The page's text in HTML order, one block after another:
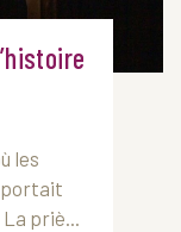
les
portait
priè...